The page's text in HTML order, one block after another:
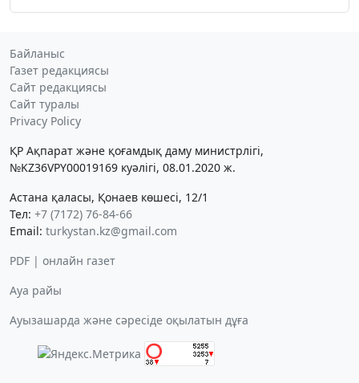
Байланыс
Газет редакциясы
Сайт редакциясы
Сайт туралы
Privacy Policy
ҚР Ақпарат және қоғамдық даму министрлігі,
№KZ36VPY00019169 куәлігі, 08.01.2020 ж.
Астана қаласы, Қонаев көшесі, 12/1
Тел: +7 (7172) 76-84-66
Email: turkystan.kz@gmail.com
PDF | онлайн газет
Ауа райы
Ауызашарда және сәресіде оқылатын дұға